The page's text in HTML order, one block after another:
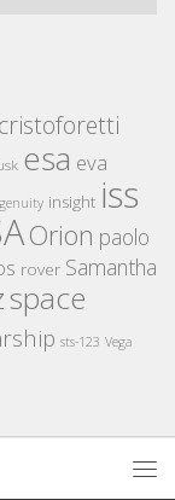
cristoforetti
esa eva
insight iss
Orion paolo
rover Samantha
space
sts-123 Vega